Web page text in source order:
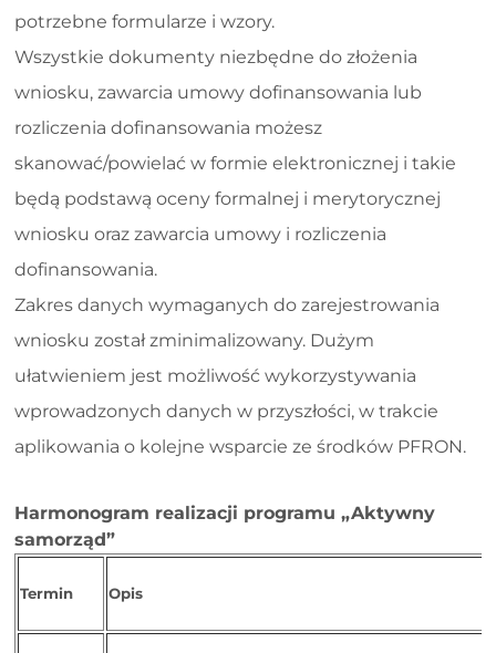
potrzebne formularze i wzory.
Wszystkie dokumenty niezbędne do złożenia
wniosku, zawarcia umowy dofinansowania lub
rozliczenia dofinansowania możesz
skanować/powielać w formie elektronicznej i takie
będą podstawą oceny formalnej i merytorycznej
wniosku oraz zawarcia umowy i rozliczenia
dofinansowania.
Zakres danych wymaganych do zarejestrowania
wniosku został zminimalizowany. Dużym
ułatwieniem jest możliwość wykorzystywania
wprowadzonych danych w przyszłości, w trakcie
aplikowania o kolejne wsparcie ze środków PFRON.
Harmonogram realizacji programu „Aktywny
samorząd”
Termin Opis